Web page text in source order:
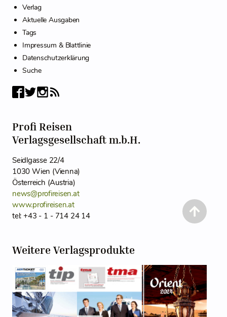
Verlag
Aktuelle Ausgaben
Tags
Impressum & Blattlinie
Datenschutzerklärung
Suche
Profi Reisen
Verlagsgesellschaft m.b.H.
Seidlgasse 22/4
1030 Wien (Vienna)
Österreich (Austria)
news@profireisen.at
www.profireisen.at
tel: +43 - 1 - 714 24 14
Weitere Verlagsprodukte